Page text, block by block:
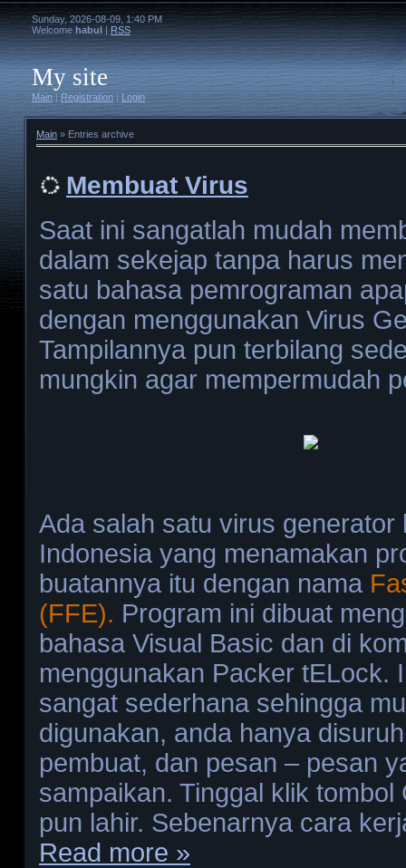
Sunday, 2026-08-09, 1:40 PM
Welcome habul|RSS
My site
Main | Registration| Login
Main » Entries archive
Membuat Virus
Saat ini sangatlah mudah
dalam sekejap tanpa harus
satu bahasa pemrograman
dengan menggunakan Virus
Tampilannya pun terbilang
mungkin agar mempermudah
Ada salah satu virus generator
Indonesia yang menamakan
buatannya itu dengan nama
(FFE). Program ini dibuat
bahasa Visual Basic dan di
menggunakan Packer tELock.
sangat sederhana sehingga
digunakan, anda hanya
pembuat, dan pesan – pesan
sampaikan. Tinggal klik tombol
pun lahir. Sebenarnya cara
Read more »